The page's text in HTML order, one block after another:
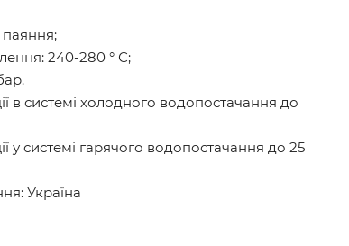
паяння;
240-280 ° С;
в системі холодного водопостачання до
у системі гарячого водопостачання до 25
Україна